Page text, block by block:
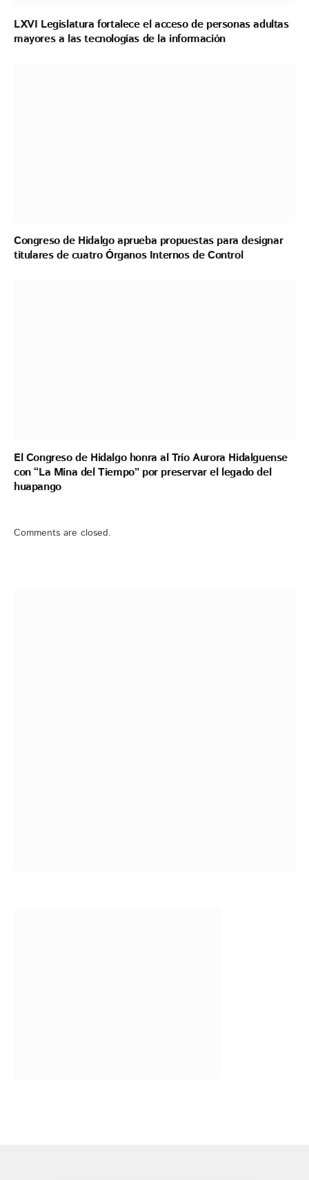
LXVI Legislatura fortalece el acceso de personas adultas
mayores a las tecnologías de la información
Congreso de Hidalgo aprueba propuestas para designar
titulares de cuatro Órganos Internos de Control
El Congreso de Hidalgo honra al Trío Aurora Hidalguense
con “La Mina del Tiempo” por preservar el legado del
huapango
Comments are closed.